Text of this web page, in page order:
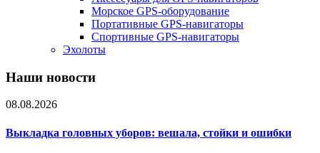
Морское GPS-оборудование
Портативные GPS-навигаторы
Спортивные GPS-навигаторы
Эхолоты
Наши новости
08.08.2026
Выкладка головных уборов: вешала, стойки и ошибки